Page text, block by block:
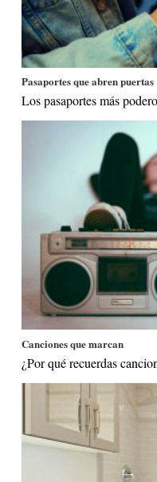
Pasaportes que abren puertas
Los pasaportes más
Canciones que marcan
¿Por qué recuerdas